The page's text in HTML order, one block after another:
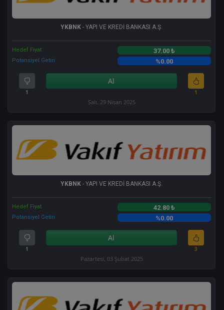
YKBNK - YAPI VE KREDİ BANKASI A.Ş.
Hedef Fiyat 37.00 ₺
Potansiyel Getiri %0.00
1
Al
1
Salı, 29 Nisan 2025
YKBNK - YAPI VE KREDİ BANKASI A.Ş.
Hedef Fiyat 42.80 ₺
Potansiyel Getiri %0.00
1
Al
3
Pazartesi, 03 Şubat 2025